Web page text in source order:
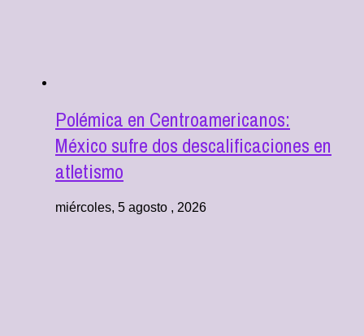
Polémica en Centroamericanos:
México sufre dos descalificaciones en
atletismo
miércoles, 5 agosto , 2026